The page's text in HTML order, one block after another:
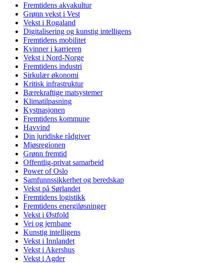
Fremtidens akvakultur
Grønn vekst i Vest
Vekst i Rogaland
Digitalisering og kunstig intelligens
Fremtidens mobilitet
Kvinner i karrieren
Vekst i Nord-Norge
Fremtidens industri
Sirkulær økonomi
Kritisk infrastruktur
Bærekraftige matsystemer
Klimatilpasning
Kystnasjonen
Fremtidens kommune
Havvind
Din juridiske rådgiver
Mjøsregionen
Grønn fremtid
Offentlig-privat samarbeid
Power of Oslo
Samfunnssikkerhet og beredskap
Vekst på Sørlandet
Fremtidens logistikk
Fremtidens energiløsninger
Vekst i Østfold
Vei og jernbane
Kunstig intelligens
Vekst i Innlandet
Vekst i Akershus
Vekst i Agder